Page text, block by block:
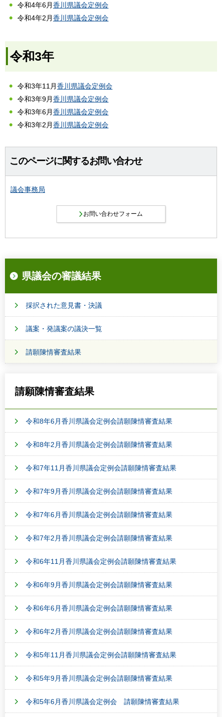
令和4年6月香川県議会定例会
令和4年2月香川県議会定例会
令和3年
令和3年11月香川県議会定例会
令和3年9月香川県議会定例会
令和3年6月香川県議会定例会
令和3年2月香川県議会定例会
このページに関するお問い合わせ
議会事務局
県議会の審議結果
採択された意見書・決議
議案・発議案の議決一覧
請願陳情審査結果
請願陳情審査結果
令和8年6月香川県議会定例会請願陳情審査結果
令和8年2月香川県議会定例会請願陳情審査結果
令和7年11月香川県議会定例会請願陳情審査結果
令和7年9月香川県議会定例会請願陳情審査結果
令和7年6月香川県議会定例会請願陳情審査結果
令和7年2月香川県議会定例会請願陳情審査結果
令和6年11月香川県議会定例会請願陳情審査結果
令和6年9月香川県議会定例会請願陳情審査結果
令和6年6月香川県議会定例会請願陳情審査結果
令和6年2月香川県議会定例会請願陳情審査結果
令和5年11月香川県議会定例会請願陳情審査結果
令和5年9月香川県議会定例会請願陳情審査結果
令和5年6月香川県議会定例会 請願陳情審査結果